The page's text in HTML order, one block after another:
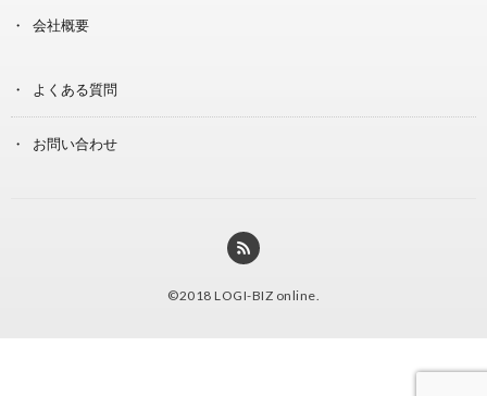
会社概要
よくある質問
お問い合わせ
©2018 LOGI-BIZ online.